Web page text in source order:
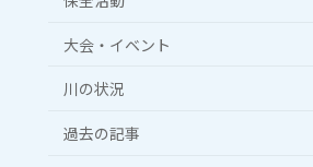
大会・イベント
川の状況
過去の記事